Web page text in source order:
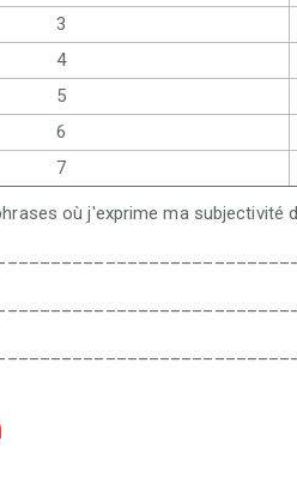
3
4
5
6
7
où j'exprime ma subjectivité